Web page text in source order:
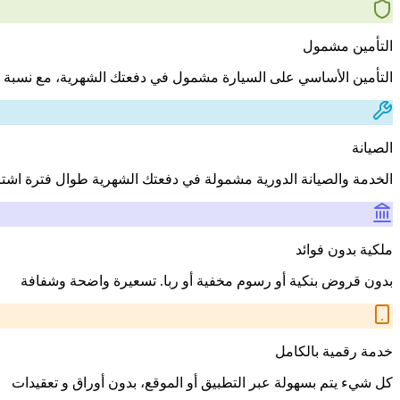
التأمين مشمول
التأمين الأساسي على السيارة مشمول في دفعتك الشهرية، مع
الصيانة
الخدمة والصيانة الدورية مشمولة في دفعتك الشهرية طوال فترة
ملكية بدون فوائد
بدون قروض بنكية أو رسوم مخفية أو ربا. تسعيرة واضحة وشفافة
خدمة رقمية بالكامل
كل شيء يتم بسهولة عبر التطبيق أو الموقع، بدون أوراق و تعقيدات